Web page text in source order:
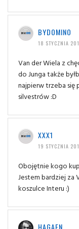
BYDOMINO
18 STYCZNIA
Van der Wiela z
do Junga także
najpierw trzeba
silvestrów :D
XXX1
19 STYCZNIA
Obojętnie kogo
Jestem bardziej za
koszulce Interu :)